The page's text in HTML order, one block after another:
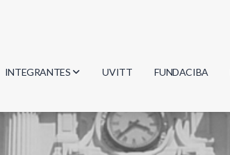
INTEGRANTES
Investigadores
Estudiantes
UVITT FUNDACIBA